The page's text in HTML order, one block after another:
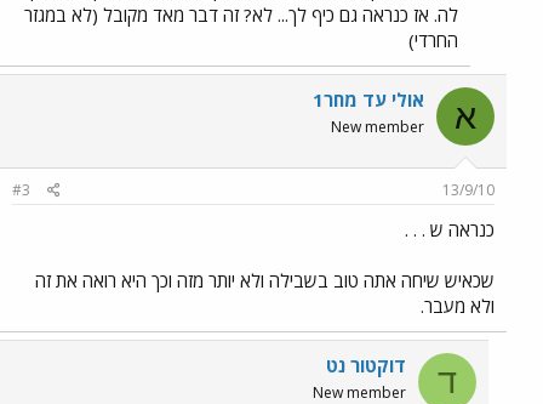
לה. אז כנראה גם כיף לך... לא? זה דבר מאד מקובל (לא במגזר
החרדי)
א אולי עד מחר1
New member
13/9/10
#3
כנראה ש . . .
שכאיש שיחה אתה טוב בשבילה ולא יותר מזה וכך היא רואה את זה
ולא מעבר.
ד דוקטור נט
New member